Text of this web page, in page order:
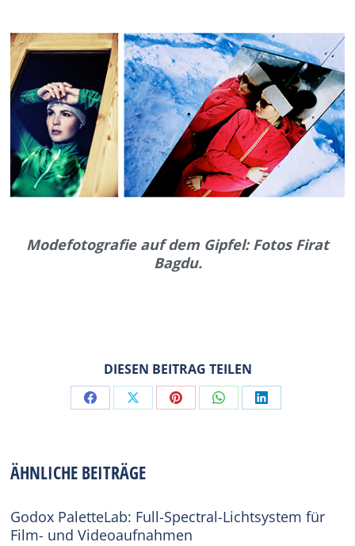
Modefotografie auf dem Gipfel: Fotos Firat
Bagdu.
DIESEN BEITRAG TEILEN
Share Share Share Share Share
ÄHNLICHE BEITRÄGE
Godox PaletteLab: Full-Spectral-Lichtsystem für
Film- und Videoaufnahmen